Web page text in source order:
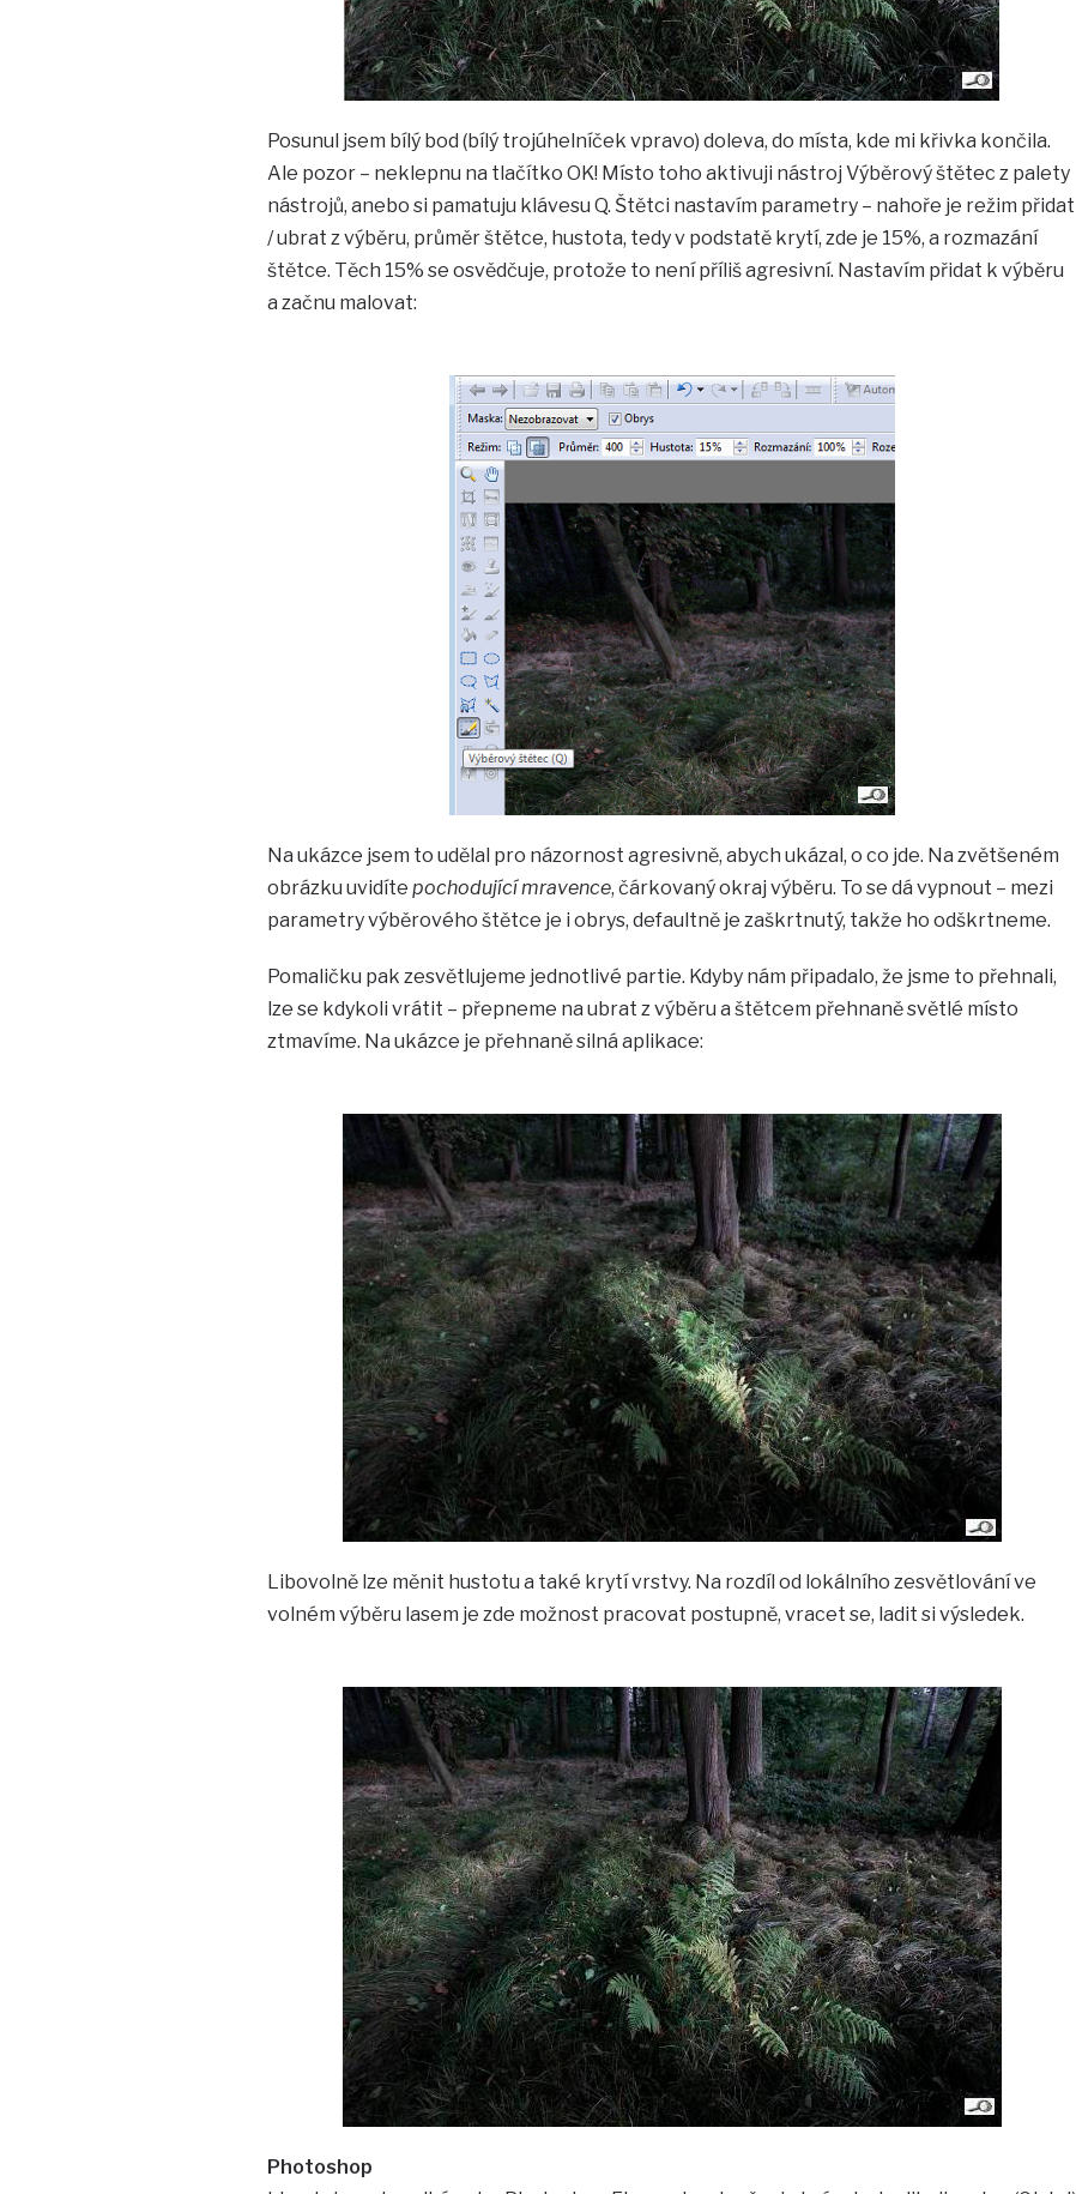
Posunul jsem bílý bod (bílý trojúhelníček vpravo) doleva, do místa, kde mi křivka končila.
Ale pozor – neklepnu na tlačítko OK! Místo toho aktivuji nástroj Výběrový štětec z palety
nástrojů, anebo si pamatuju klávesu Q. Štětci nastavím parametry – nahoře je režim přidat
/ ubrat z výběru, průměr štětce, hustota, tedy v podstatě krytí, zde je 15%, a rozmazání
štětce. Těch 15% se osvědčuje, protože to není příliš agresivní. Nastavím přidat k výběru
a začnu malovat:
Na ukázce jsem to udělal pro názornost agresivně, abych ukázal, o co jde. Na zvětšeném
obrázku uvidíte pochodující mravence, čárkovaný okraj výběru. To se dá vypnout – mezi
parametry výběrového štětce je i obrys, defaultně je zaškrtnutý, takže ho odškrtneme.
Pomaličku pak zesvětlujeme jednotlivé partie. Kdyby nám připadalo, že jsme to přehnali,
lze se kdykoli vrátit – přepneme na ubrat z výběru a štětcem přehnaně světlé místo
ztmavíme. Na ukázce je přehnaně silná aplikace:
Libovolně lze měnit hustotu a také krytí vrstvy. Na rozdíl od lokálního zesvětlování ve
volném výběru lasem je zde možnost pracovat postupně, vracet se, ladit si výsledek.
Photoshop